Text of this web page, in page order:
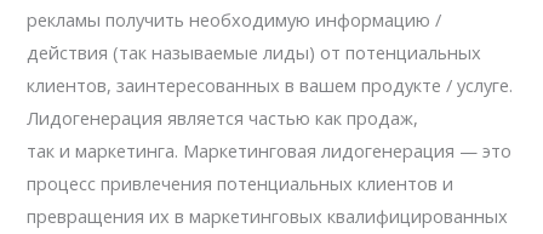
рекламы получить необходимую информацию /
действия (так называемые лиды) от потенциальных
клиентов, заинтересованных в вашем продукте / услуге.
Лидогенерация является частью как продаж,
так и маркетинга. Маркетинговая лидогенерация — это
процесс привлечения потенциальных клиентов и
превращения их в маркетинговых квалифицированных